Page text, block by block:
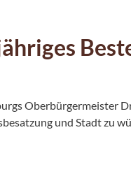
Oberbürgermeister
und Stadt zu